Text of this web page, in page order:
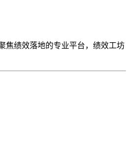
焦绩效落地的专业平台，绩效工坊